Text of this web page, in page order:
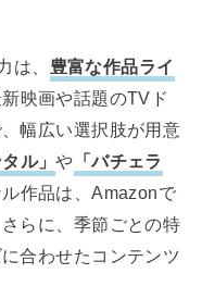
は、 豊富な作品ライ
映画や話題のTVド
幅広い選択肢が用意
タル」や 「バチェラ
作品は、Amazonで
らに、季節ごとの特
合わせたコンテンツ